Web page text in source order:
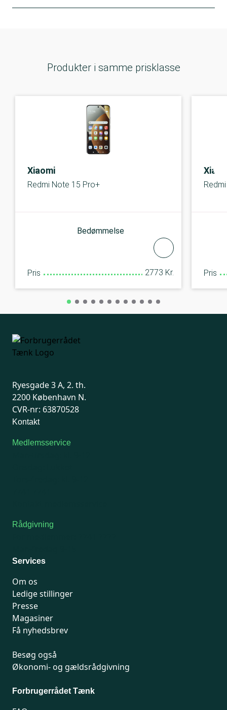
Produkter i samme prisklasse
Xiaomi
Redmi Note 15 Pro+
Bedømmelse
Pris 2773 Kr. Pris
Ryesgade 3 A, 2. th.
2200 København N.
CVR-nr: 63870528
Kontakt
Medlemsservice
Rådgivning
Services
Om os
Ledige stillinger
Presse
Magasiner
Få nyhedsbrev
Besøg også
Økonomi- og gældsrådgivning
Forbrugerrådet Tænk